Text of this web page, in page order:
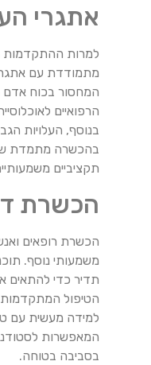
אתגרי
למרות ההתקדמות
מתמודדת עם
המחסור בכוח אדם
הרפואיים
בנוסף, העלויות
בהכשרה מתמדת של
תקציביים
הכשרת
הכשרת רופאים
משמעותי נוסף.
תדיר כדי להתאים
הטיפול
למידה מעשית עם
המאפשרות
בסביבה בטוחה.